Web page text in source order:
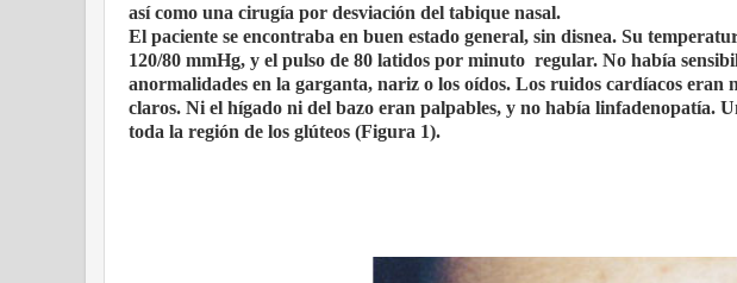
así como una cirugía por desviación del tabique nasal.
El paciente se encontraba en buen estado general, sin disnea. Su
120/80 mmHg, y el pulso de 80 latidos por minuto regular. No había
anormalidades en la garganta, nariz o los oídos. Los ruidos cardíacos eran
claros. Ni el hígado ni del bazo eran palpables, y no había linfadenopatía.
toda la región de los glúteos (Figura 1).